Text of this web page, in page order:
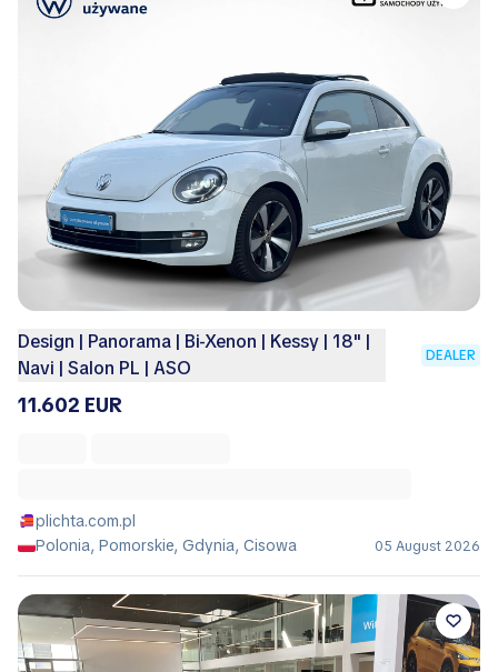
Design | Panorama | Bi-Xenon | Kessy | 18'' |
Navi | Salon PL | ASO
DEALER
11.602 EUR
plichta.com.pl
Polonia, Pomorskie, Gdynia, Cisowa
05 August 2026